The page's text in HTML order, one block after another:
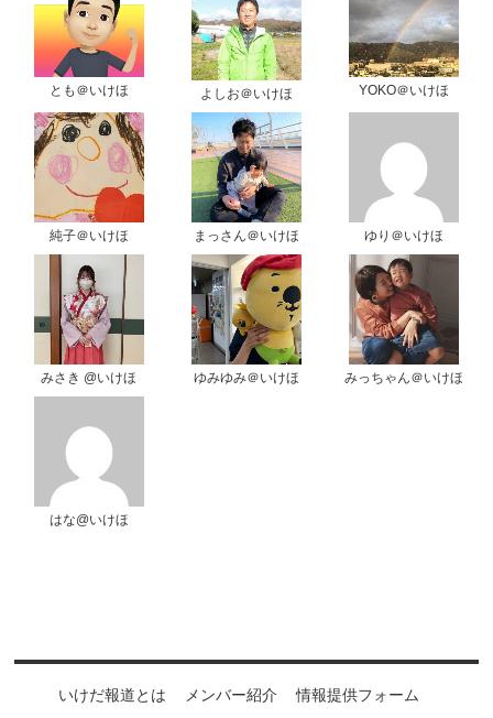
とも＠いけほ よしお＠いけほ YOKO＠いけほ
純子＠いけほ まっさん＠いけほ ゆり＠いけほ
みさき @いけほ ゆみゆみ＠いけほ みっちゃん＠いけほ
はな@いけほ
いけだ報道とは メンバー紹介 情報提供フォーム